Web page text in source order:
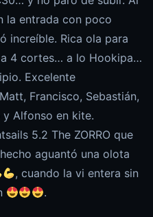
la entrada con poco
increíble. Rica ola para
4 cortes… a lo Hookipa…
Excelente
Francisco, Sebastián,
y Alfonso en kite.
5.2 The ZORRO que
aguantó una olota
, cuando la vi entera sin
.